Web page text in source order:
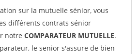
sur la mutuelle sénior, vous
différents contrats sénior
notre COMPARATEUR MUTUELLE.
le senior s'assure de bien